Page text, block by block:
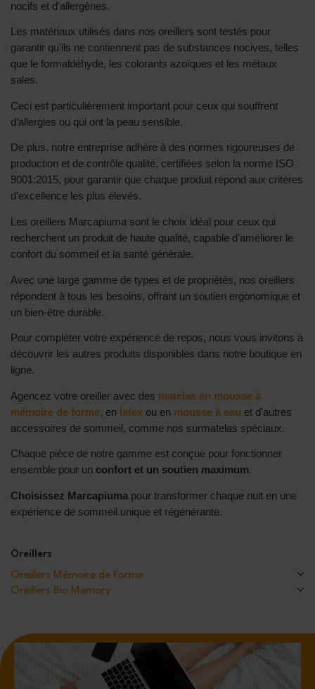
nocifs et d'allergènes.
Les matériaux utilisés dans nos oreillers sont testés pour
garantir qu'ils ne contiennent pas de substances nocives, telles
que le formaldéhyde, les colorants azoïques et les métaux
sales.
Ceci est particulièrement important pour ceux qui souffrent
d’allergies ou qui ont la peau sensible.
De plus, notre entreprise adhère à des normes rigoureuses de
production et de contrôle qualité, certifiées selon la norme ISO
9001:2015, pour garantir que chaque produit répond aux critères
d'excellence les plus élevés.
Les oreillers Marcapiuma sont le choix idéal pour ceux qui
recherchent un produit de haute qualité, capable d'améliorer le
confort du sommeil et la santé générale.
Avec une large gamme de types et de propriétés, nos oreillers
répondent à tous les besoins, offrant un soutien ergonomique et
un bien-être durable.
Pour compléter votre expérience de repos, nous vous invitons à
découvrir les autres produits disponibles dans notre boutique en
ligne.
Agencez votre oreiller avec des matelas en mousse à
mémoire de forme, en latex ou en mousse à eau et d'autres
accessoires de sommeil, comme nos surmatelas spéciaux.
Chaque pièce de notre gamme est conçue pour fonctionner
ensemble pour un confort et un soutien maximum.
Choisissez Marcapiuma pour transformer chaque nuit en une
expérience de sommeil unique et régénérante.
Oreillers
Oreillers Mémoire de Forme
Oreillers Bio Memory